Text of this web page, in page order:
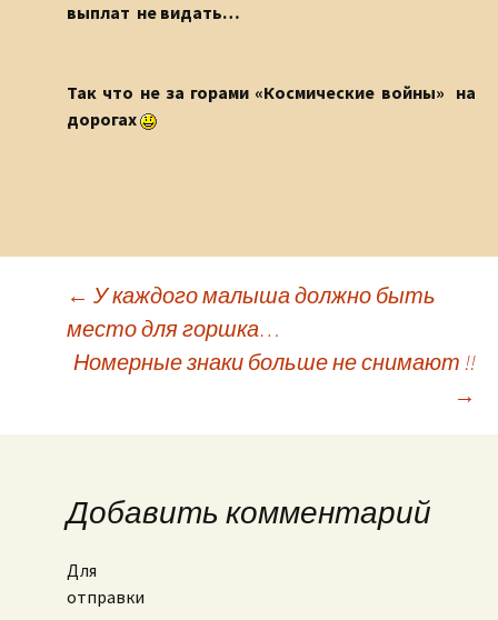
выплат не видать…
Так что не за горами «Космические войны» на
дорогах
Навигация по записям
← У каждого малыша должно быть
место для горшка…
Номерные знаки больше не снимают !!
→
Добавить комментарий
Для
отправки